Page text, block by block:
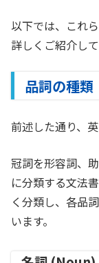
以下では、これ
詳しくご紹介して
品詞の種類
前述した通り、英
冠詞を形容詞、
に分類する文法
く分類し、各品
います。